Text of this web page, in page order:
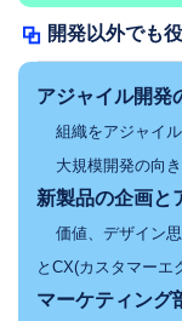
開発以外でも
アジャイル開発
組織をアジャイ
大規模開発の向
新製品の企画と
価値、デザイン
とCX(カスタマーエ
マーケティング